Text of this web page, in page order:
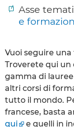
Asse
e
Vuoi seguire
Troverete qui un
gamma di
altri corsi di
tutto il mondo.
francese, basta
qui
e quelli in